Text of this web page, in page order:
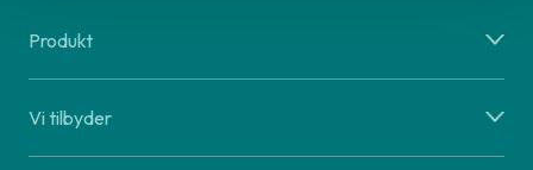
Produkt
Vi tilbyder